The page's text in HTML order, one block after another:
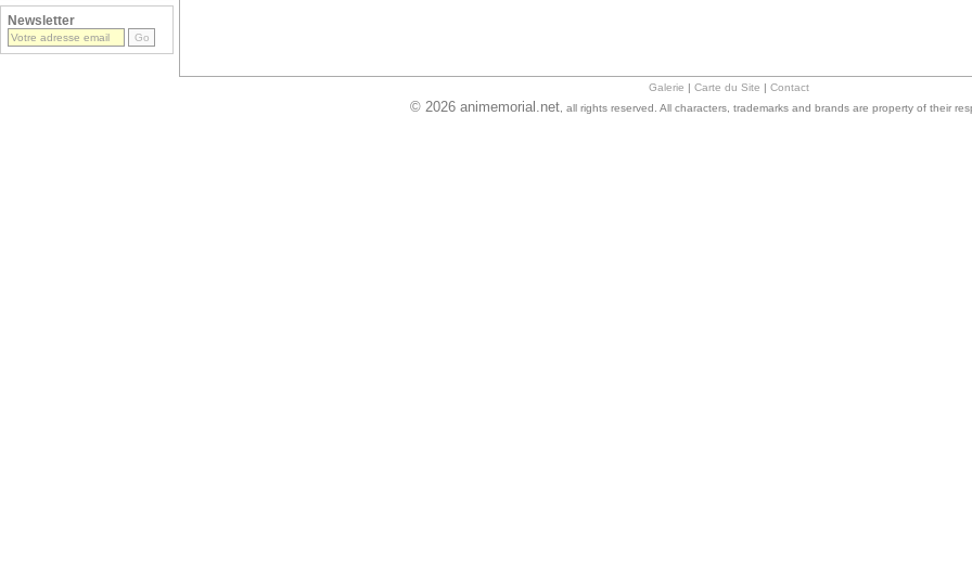
Galerie Carte du Site Contact
Newsletter
© 2026 animemorial.net, all rights reserved. All characters, trademarks and brands are property of their